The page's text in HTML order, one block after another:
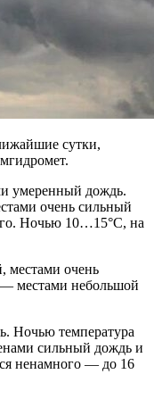
сутки,
умеренный дождь.
очень сильный
Ночью 10…15°С, на
местами очень
местами небольшой
Ночью температура
сильный дождь и
ненамного — до 16